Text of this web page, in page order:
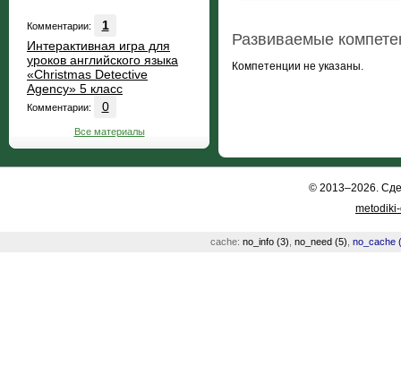
Комментарии:
1
Интерактивная игра для
уроков английского языка
«Christmas Detective
Agency» 5 класс
Комментарии: 0
Все материалы
Развиваемые
Компетенции не указаны.
© 2013–2026.
cache: no_info (3) no_need (5) no_cache